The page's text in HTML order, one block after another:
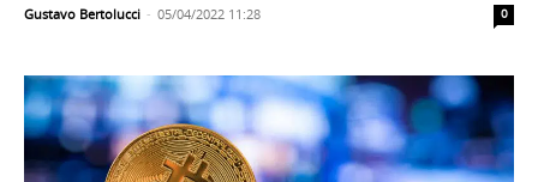
Gustavo Bertolucci - 05/04/2022 11:28 0